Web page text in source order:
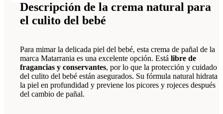
Descripción de la crema natural para
el culito del bebé
Para mimar la delicada piel del bebé, esta crema de pañal de la
marca Matarrania es una excelente opción. Está libre de
fragancias y conservantes, por lo que la protección y cuidado
del culito del bebé están asegurados. Su fórmula natural hidrata
la piel en profundidad y previene los picores y rojeces después
del cambio de pañal.